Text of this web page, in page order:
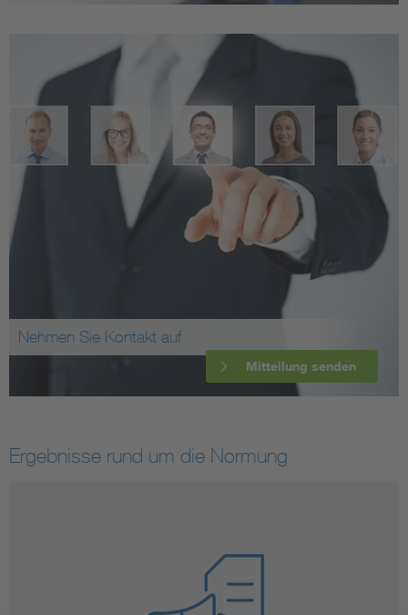
Nehmen Sie Kontakt auf
Mitteilung senden
Ergebnisse rund um die Normung